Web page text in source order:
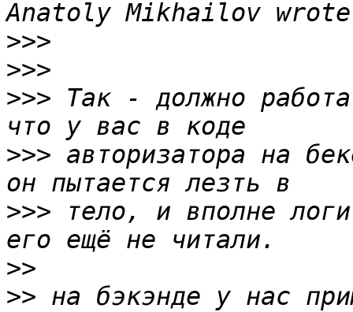
>>>
>>>
>>> Так - должно
>>> авторизатора на
>>> тело, и вполне
>>
>> на бэкэнде у нас